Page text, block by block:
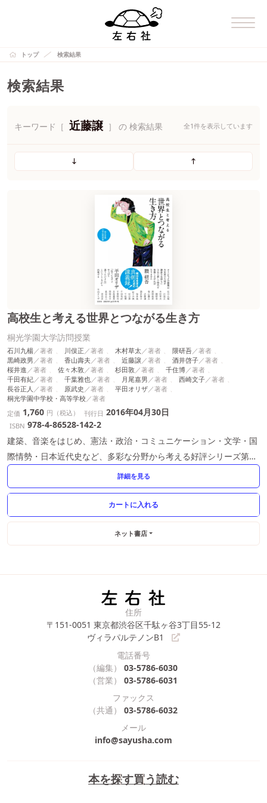
トップ 検索結果
検索結果
キーワード［ 近藤譲 ］ の 検索結果 全1件を表示しています
高校生と考える世界とつながる生き方
桐光学園大学訪問授業
石川九楊 川俣正 木村草太
隈研吾
黒崎政男
香山壽夫 近藤譲
酒井啓子
桜井進
佐々木敦 杉田敦
千住博
千田有紀
千葉雅也 月尾嘉男
西崎文子
長谷正人
原武史
平田オリザ
桐光学園中学校・高等学校
定価 1,760 円（税込） 刊行日 2016年04月30日
ISBN 978-4-86528-142-2
建築、音楽をはじめ、憲法・政治・コミュニケーション・文学・国
際情勢・日本近代史など、多彩な分野から考える好評シリーズ第2
詳細を見る
ネット書店
本を探す買う読む
住所
〒151-0051 東京都渋谷区千駄ヶ谷3丁目55-12
ヴィラパルテノンB1
電話番号
（編集）
03-5786-6030
（営業）
03-5786-6031
ファックス
（共通）
03-5786-6032
メール
info@sayusha.com